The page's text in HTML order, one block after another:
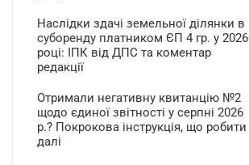
Наслідки здачі земельної ділянки в
суборенду платником ЄП 4 гр. у 2026
році: ІПК від ДПС та коментар
редакції
Отримали негативну квитанцію №2
щодо єдиної звітності у серпні 2026
р.? Покрокова інструкція, що робити
далі